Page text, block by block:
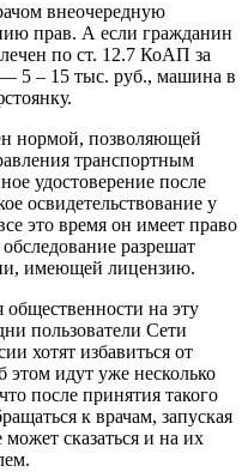
внеочередную
прав. А если гражданин
по ст. 12.7 КоАП за
5 – 15 тыс. руб., машина в
нормой, позволяющей
транспортным
удостоверение после
освидетельствование у
это время он имеет право
разрешат
имеющей лицензию.
общественности на эту
пользователи Сети
хотят избавиться от
идут уже несколько
после принятия такого
к врачам, запуская
сказаться и на их